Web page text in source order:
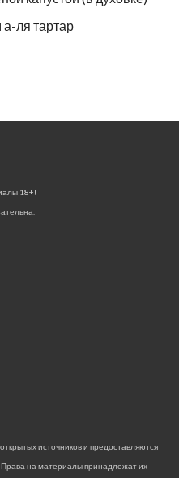
ля тартар
18+!
источников и предоставляются
на материалы принадлежат их